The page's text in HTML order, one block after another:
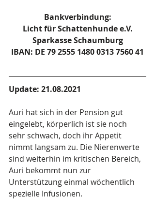
Bankverbindung:
Licht für Schattenhunde e.V.
Sparkasse Schaumburg
IBAN: DE 79 2555 1480 0313 7560 41
Update: 21.08.2021
Auri hat sich in der Pension gut
eingelebt, körperlich ist sie noch
sehr schwach, doch ihr Appetit
nimmt langsam zu. Die Nierenwerte
sind weiterhin im kritischen Bereich,
Auri bekommt nun zur
Unterstützung einmal wöchentlich
spezielle Infusionen.